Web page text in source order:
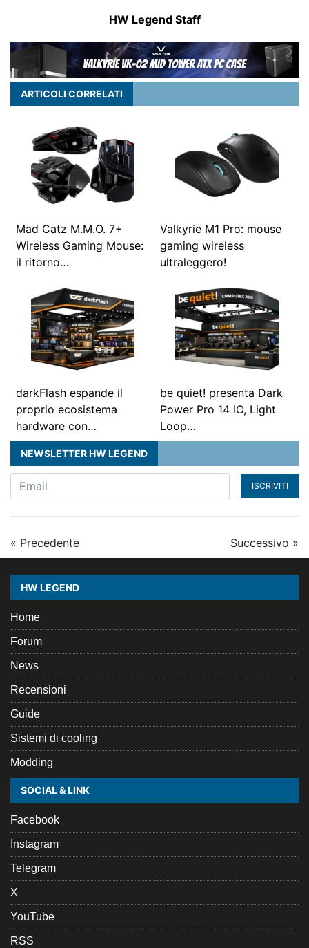
HW Legend Staff
ARTICOLI CORRELATI
Mad Catz M.M.O. 7+
Wireless Gaming Mouse:
il ritorno…
Valkyrie M1 Pro: mouse
gaming wireless
ultraleggero!
darkFlash espande il
proprio ecosistema
hardware con…
be quiet! presenta Dark
Power Pro 14 IO, Light
Loop…
NEWSLETTER HW LEGEND
ISCRIVITI
« Precedente Successivo »
HW LEGEND
Home
Forum
News
Recensioni
Guide
Sistemi di cooling
Modding
SOCIAL & LINK
Facebook
Instagram
Telegram
X
YouTube
RSS